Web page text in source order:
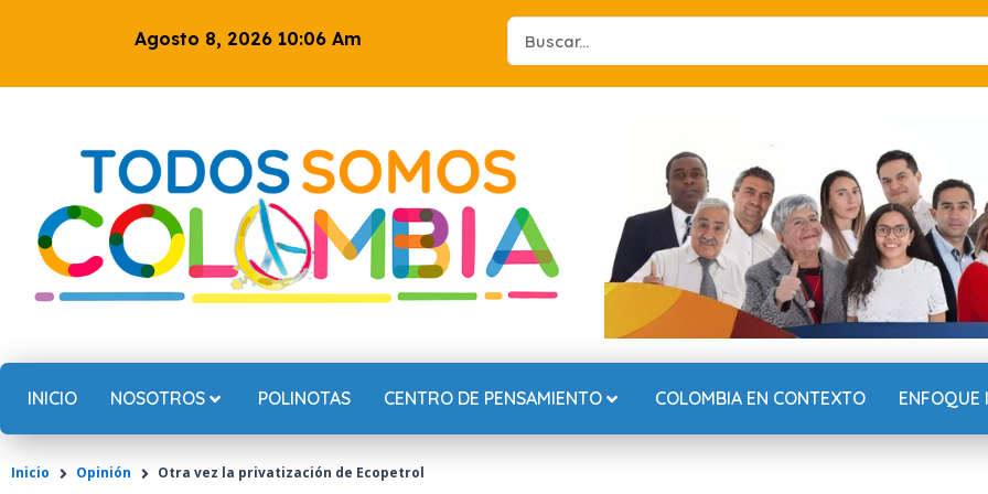
Agosto 8, 2026 10:06 Am
Search
...
INICIO NOSOTROS POLINOTAS CENTRO DE PENSAMIENTO COLOMBIA EN CONTEXTO ENFOQUE
Inicio Opinión Otra vez la privatización de Ecopetrol